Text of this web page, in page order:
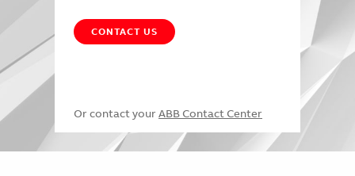
CONTACT US
Or contact your ABB Contact Center